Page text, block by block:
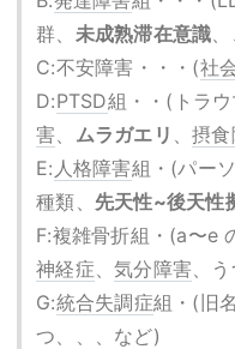
群、 未成熟滞在意識
C:不安障害・・・(社
D:PTSD組・・(トラウ
害、 ムラガエリ 、 摂食
E: 人格障害組・(パー
種類、 先天性~後天性
F:複雑骨折組・(a〜e
神経症、 気分障害、
G:統合失調症組・(旧
つ、、、など)